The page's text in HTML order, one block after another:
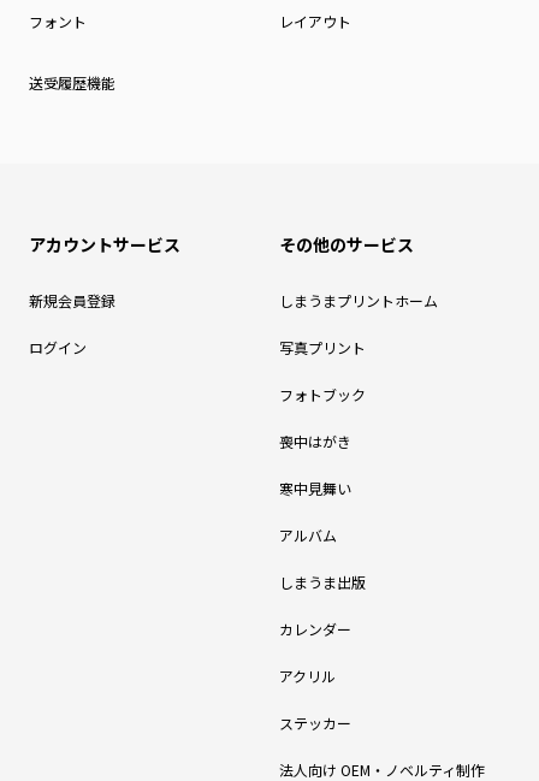
フォント レイアウト
送受履歴機能
アカウントサービス
新規会員登録
ログイン
その他のサービス
しまうまプリントホーム
写真プリント
フォトブック
喪中はがき
寒中見舞い
アルバム
しまうま出版
カレンダー
アクリル
ステッカー
法人向け OEM・ノベルティ制作